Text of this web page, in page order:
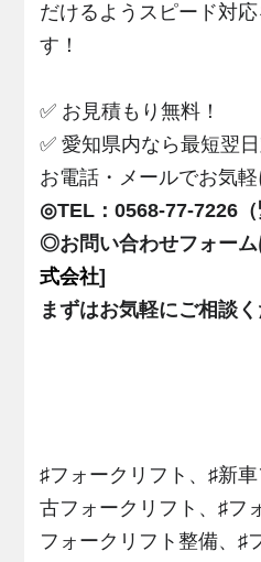
だけるようスピード対
す！
✅ お見積もり無料！
✅ 愛知県内なら最短翌日
お電話・メールでお気
◎TEL：0568-77-7226（
◎お問い合わせフォー
式会社]
まずはお気軽にご相談く
♯フォークリフト、♯新
古フォークリフト、♯フ
フォークリフト整備、♯